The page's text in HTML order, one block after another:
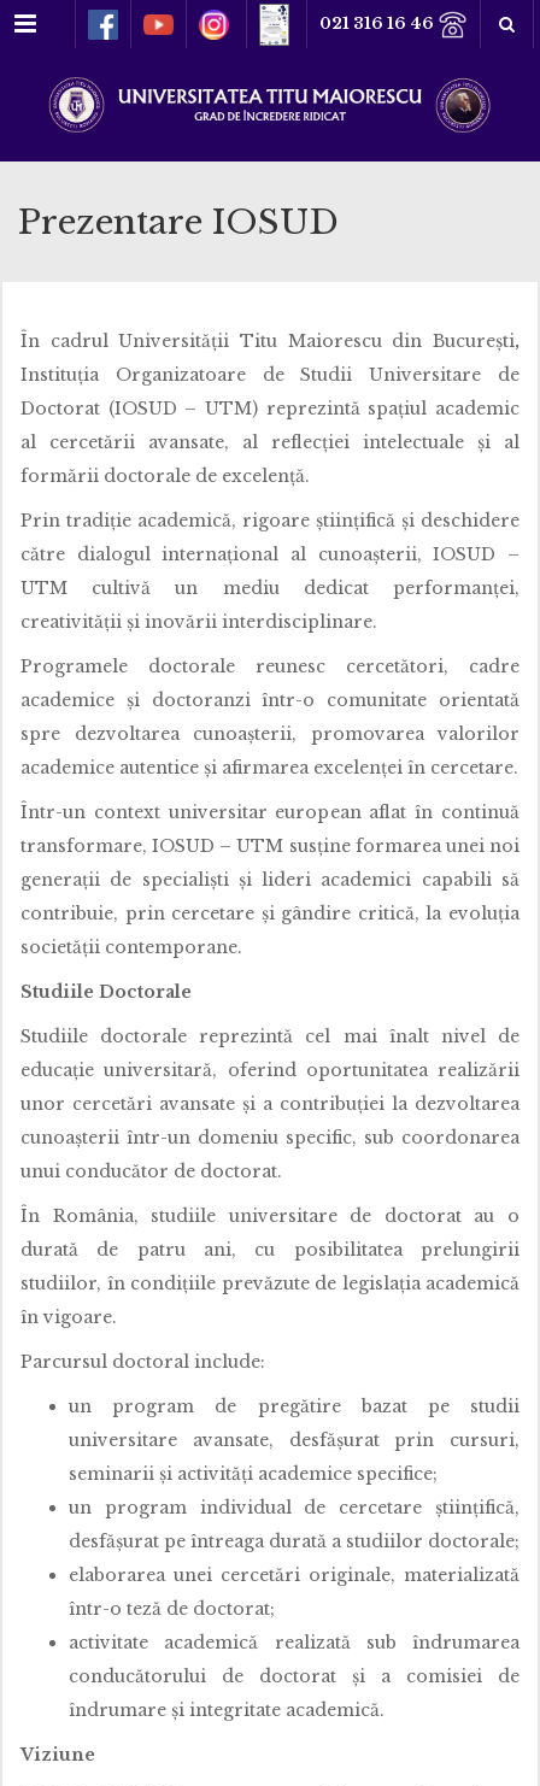
Meniu 021 316 16 46
Prezentare IOSUD
În cadrul Universității Titu Maiorescu din București,
Instituția Organizatoare de Studii Universitare de
Doctorat (IOSUD – UTM) reprezintă spațiul academic
al cercetării avansate, al reflecției intelectuale și al
formării doctorale de excelență.
Prin tradiție academică, rigoare științifică și deschidere
către dialogul internațional al cunoașterii, IOSUD –
UTM cultivă un mediu dedicat performanței,
creativității și inovării interdisciplinare.
Programele doctorale reunesc cercetători, cadre
academice și doctoranzi într-o comunitate orientată
spre dezvoltarea cunoașterii, promovarea valorilor
academice autentice și afirmarea excelenței în cercetare.
Într-un context universitar european aflat în continuă
transformare, IOSUD – UTM susține formarea unei noi
generații de specialiști și lideri academici capabili să
contribuie, prin cercetare și gândire critică, la evoluția
societății contemporane.
Studiile Doctorale
Studiile doctorale reprezintă cel mai înalt nivel de
educație universitară, oferind oportunitatea realizării
unor cercetări avansate și a contribuției la dezvoltarea
cunoașterii într-un domeniu specific, sub coordonarea
unui conducător de doctorat.
În România, studiile universitare de doctorat au o
durată de patru ani, cu posibilitatea prelungirii
studiilor, în condițiile prevăzute de legislația academică
în vigoare.
Parcursul doctoral include:
un program de pregătire bazat pe studii
universitare avansate, desfășurat prin cursuri,
seminarii și activități academice specifice;
un program individual de cercetare științifică,
desfășurat pe întreaga durată a studiilor doctorale;
elaborarea unei cercetări originale, materializată
într-o teză de doctorat;
activitate academică realizată sub îndrumarea
conducătorului de doctorat și a comisiei de
îndrumare și integritate academică.
Viziune